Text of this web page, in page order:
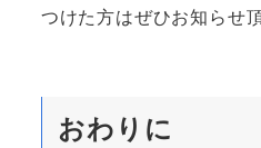
つけた方はぜひお知らせ
おわりに